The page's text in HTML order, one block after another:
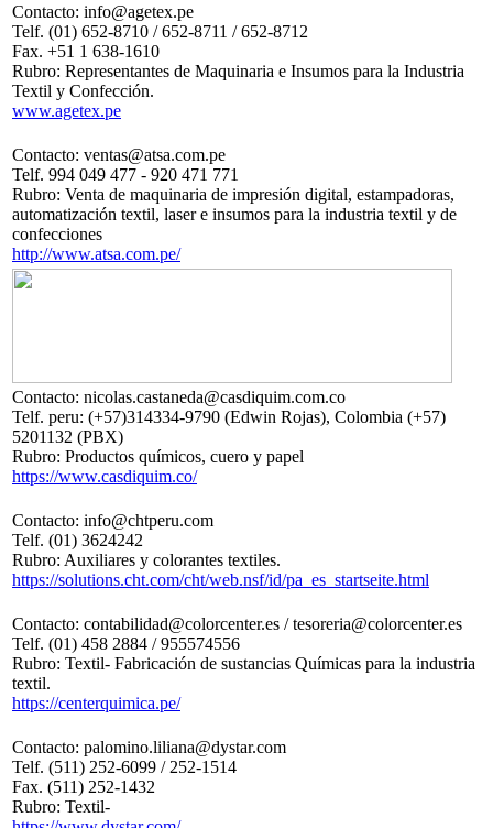
Contacto: info@agetex.pe
Telf. (01) 652-8710 / 652-8711 / 652-8712
Fax. +51 1 638-1610
Rubro: Representantes de Maquinaria e Insumos para la Industria
Textil y Confección.
www.agetex.pe
Contacto: ventas@atsa.com.pe
Telf. 994 049 477 - 920 471 771
Rubro: Venta de maquinaria de impresión digital, estampadoras,
automatización textil, laser e insumos para la industria textil y de
confecciones
http://www.atsa.com.pe/
Contacto: nicolas.castaneda@casdiquim.com.co
Telf. peru: (+57)314334-9790 (Edwin Rojas), Colombia (+57)
5201132 (PBX)
Rubro: Productos químicos, cuero y papel
https://www.casdiquim.co/
Contacto: info@chtperu.com
Telf. (01) 3624242
Rubro: Auxiliares y colorantes textiles.
https://solutions.cht.com/cht/web.nsf/id/pa_es_startseite.html
Contacto: contabilidad@colorcenter.es / tesoreria@colorcenter.es
Telf. (01) 458 2884 / 955574556
Rubro: Textil- Fabricación de sustancias Químicas para la industria
textil.
https://centerquimica.pe/
Contacto: palomino.liliana@dystar.com
Telf. (511) 252-6099 / 252-1514
Fax. (511) 252-1432
Rubro: Textil-